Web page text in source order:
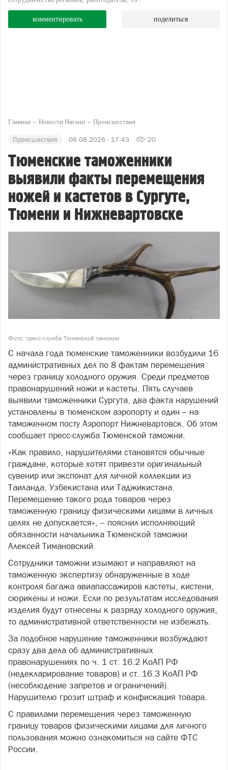
комментировать поделиться
Главная Новости Нягани Происшествия
Происшествия 06.08.2026 - 17:43 20
Тюменские таможенники
выявили факты перемещения
ножей и кастетов в Сургуте,
Тюмени и Нижневартовске
Фото: пресс-служба Тюменской таможни
С начала года тюменские таможенники возбудили 16
административных дел по 8 фактам перемещения
через границу холодного оружия. Среди предметов
правонарушений ножи и кастеты. Пять случаев
выявили таможенники Сургута, два факта нарушений
установлены в тюменском аэропорту и один – на
таможенном посту Аэропорт Нижневартовск. Об этом
сообщает пресс-служба Тюменской таможни.
«Как правило, нарушителями становятся обычные
граждане, которые хотят привезти оригинальный
сувенир или экспонат для личной коллекции из
Таиланда, Узбекистана или Таджикистана.
Перемещение такого рода товаров через
таможенную границу физическими лицами в личных
целях не допускается», – пояснил исполняющий
обязанности начальника Тюменской таможни
Алексей Тимановский.
Сотрудники таможни изымают и направляют на
таможенную экспертизу обнаруженные в ходе
контроля багажа авиапассажиров кастеты, кистени,
сюрикены и ножи. Если по результатам исследования
изделия будут отнесены к разряду холодного оружия,
то административной ответственности не избежать.
За подобное нарушение таможенники возбуждают
сразу два дела об административных
правонарушениях по ч. 1 ст. 16.2 КоАП РФ
(недекларирование товаров) и ст. 16.3 КоАП РФ
(несоблюдение запретов и ограничений).
Нарушителю грозит штраф и конфискация товара.
С правилами перемещения через таможенную
границу товаров физическими лицами для личного
пользования можно ознакомиться на сайте ФТС
России.